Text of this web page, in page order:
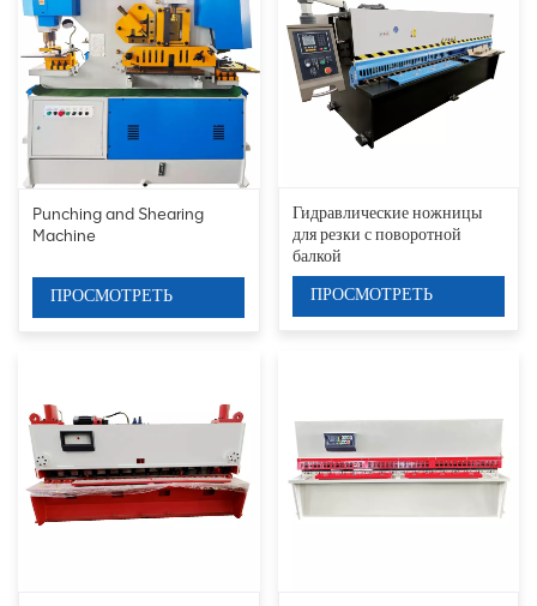
Punching and Shearing
Machine
ПРОСМОТРЕТЬ
Гидравлические ножницы
для резки с поворотной
балкой
ПРОСМОТРЕТЬ